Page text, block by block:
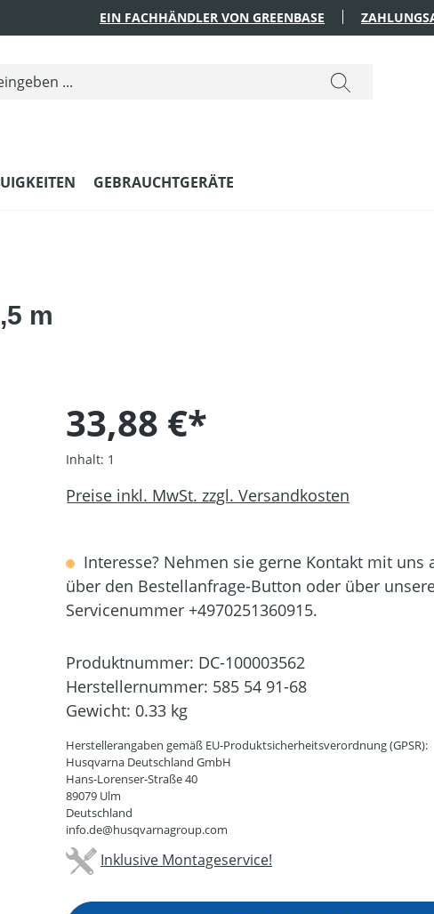
EIN FACHHÄNDLER VON GREENBASE
GEBRAUCHTGERÄTE
m
33,88 €*
Inhalt: 1
Preise inkl. MwSt. zzgl. Versandkosten
Interesse? Nehmen sie gerne Kontakt mit uns
über den Bestellanfrage-Button oder über
Servicenummer +4970251360915.
Produktnummer: DC-100003562
Herstellernummer: 585 54 91-68
Gewicht: 0.33 kg
Herstellerangaben gemäß EU-Produktsicherheitsverordnung (GPSR):
Husqvarna Deutschland GmbH
Hans-Lorenser-Straße 40
89079 Ulm
Deutschland
info.de@husqvarnagroup.com
Inklusive Montageservice!